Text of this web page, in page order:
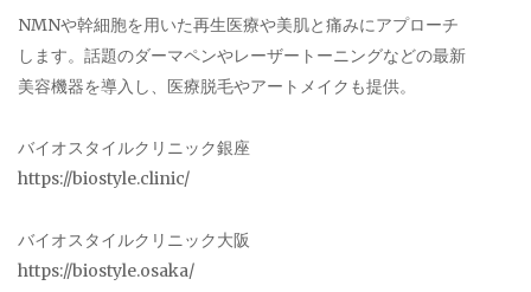
NMNや幹細胞を用いた再生医療や美肌と痛みにアプローチ
します。話題のダーマペンやレーザートーニングなどの最新
美容機器を導入し、医療脱毛やアートメイクも提供。
バイオスタイルクリニック銀座
https://biostyle.clinic/
バイオスタイルクリニック大阪
https://biostyle.osaka/